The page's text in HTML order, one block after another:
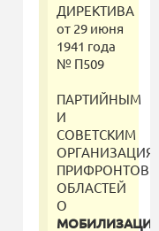
ДИРЕКТИВА
от 29 июня
1941 года
№ П509
ПАРТИЙНЫМ
И
СОВЕТСКИМ
ОБЛАСТЕЙ
О